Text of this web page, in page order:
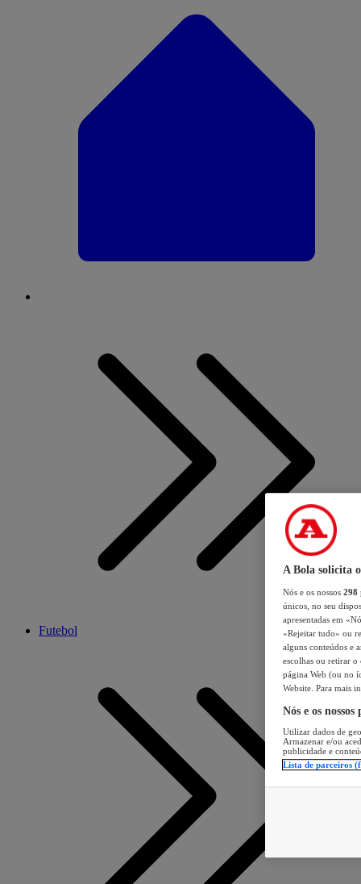
Futebol
A Bola solicita
Nós e os nossos 298
únicos, no seu
apresentadas em
«Rejeitar tudo» ou
alguns conteúdos e
escolhas ou retirar
página Web (ou no
Website. Para mais
Nós e os
Utilizar dados de
Armazenar e/ou
publicidade e
Lista de parceiros